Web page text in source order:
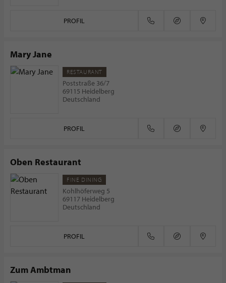
PROFIL
Mary Jane
RESTAURANT
Poststraße 36/7
69115 Heidelberg
Deutschland
PROFIL
Oben Restaurant
FINE DINING
Kohlhöferweg 5
69117 Heidelberg
Deutschland
PROFIL
Zum Ambtman